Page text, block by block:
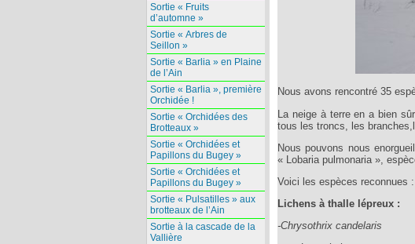
Nous avons rencontré 35
La neige à terre en a bien
tous les troncs, les
Nous pouvons nous
« Lobaria pulmonaria »,
Voici les espèces reconnues :
Lichens à thalle lépreux :
-Chrysothrix candelaris
Sortie « Fruits
d’automne »
Sortie « Arbres de
Seillon »
Sortie « Barlia » en Plaine
de l’Ain
Sortie « Barlia », première
Orchidée !
Sortie « Orchidées des
Brotteaux »
Sortie « Orchidées et
Papillons du Bugey »
Sortie « Orchidées et
Papillons du Bugey »
Sortie « Pulsatilles » aux
brotteaux de l’Ain
Sortie à la cascade de la
Vallière